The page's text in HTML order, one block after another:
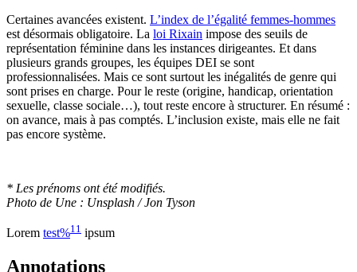
Certaines avancées existent. L’index de l’égalité femmes-hommes
est désormais obligatoire. La loi Rixain impose des seuils de
représentation féminine dans les instances dirigeantes. Et dans
plusieurs grands groupes, les équipes DEI se sont
professionnalisées. Mais ce sont surtout les inégalités de genre qui
sont prises en charge. Pour le reste (origine, handicap, orientation
sexuelle, classe sociale…), tout reste encore à structurer. En résumé :
on avance, mais à pas comptés. L’inclusion existe, mais elle ne fait
pas encore système.
* Les prénoms ont été modifiés.
Photo de Une : Unsplash / Jon Tyson
Lorem test%11 ipsum
Annotations